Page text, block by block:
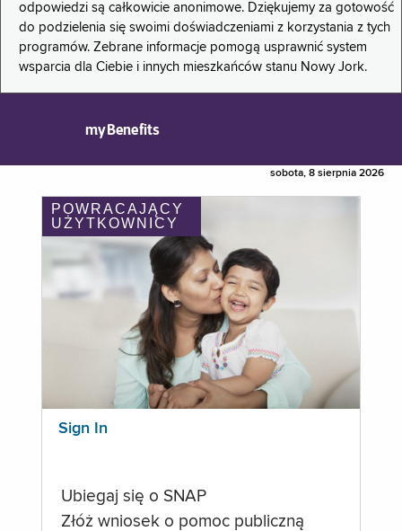
odpowiedzi są całkowicie anonimowe. Dziękujemy za gotowość
do podzielenia się swoimi doświadczeniami z korzystania z tych
programów. Zebrane informacje pomogą usprawnić system
wsparcia dla Ciebie i innych mieszkańców stanu Nowy Jork.
myBenefits
sobota, 8 sierpnia 2026
POWRACAJĄCY
UŻYTKOWNICY
Sign In
Ubiegaj się o SNAP
Złóż wniosek o pomoc publiczną